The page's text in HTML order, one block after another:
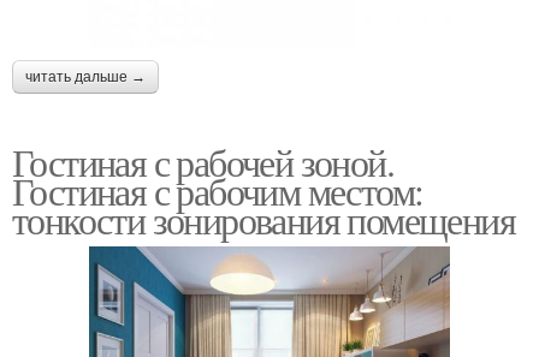
читать дальше →
Гостиная с рабочей зоной.
Гостиная с рабочим местом:
тонкости зонирования помещения